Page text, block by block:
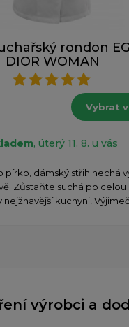
rondon
DIOR WOMAN
Vybrat
, úterý 11. 8. u vás
pírko, dámský střih nechá
Zůstaňte suchá po celou
nejžhavější kuchyni!
výrobci a